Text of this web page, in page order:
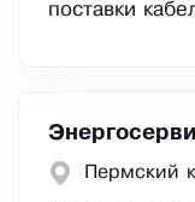
поставки
Пермский